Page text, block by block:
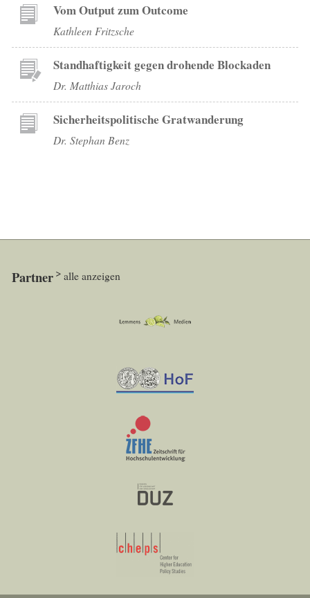
Vom Output zum Outcome
Kathleen Fritzsche
Standhaftigkeit gegen drohende Blockaden
Dr. Matthias Jaroch
Sicherheitspolitische Gratwanderung
Dr. Stephan Benz
Partner alle anzeigen